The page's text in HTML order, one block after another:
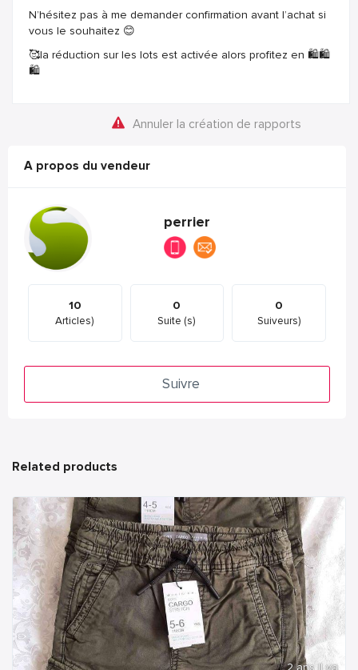
N’hésitez pas à me demander confirmation avant l’achat si
vous le souhaitez 😊
🥰la réduction sur les lots est activée alors profitez en 🛍️🛍️
🛍️
Annuler la création de rapports
A propos du vendeur
perrier
10
Articles)
0
Suite (s)
0
Suiveurs)
Suivre
Related products
2 ans Il ya